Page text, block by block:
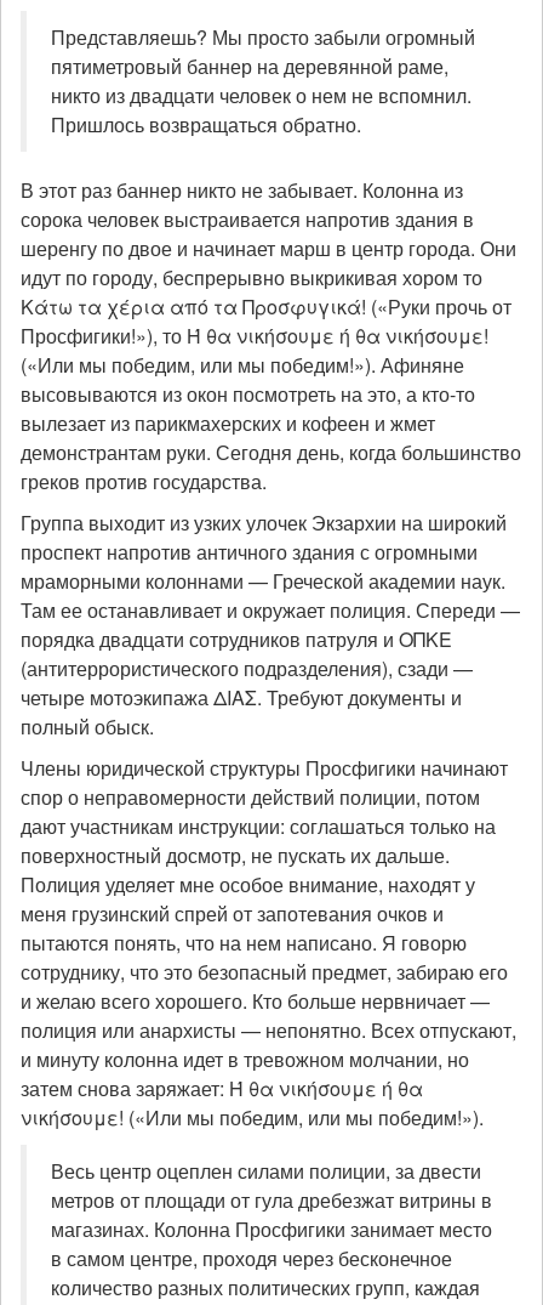
Представляешь? Мы просто забыли огромный
пятиметровый баннер на деревянной раме,
никто из двадцати человек о нем не вспомнил.
Пришлось возвращаться обратно.
В этот раз баннер никто не забывает. Колонна из
сорока человек выстраивается напротив здания в
шеренгу по двое и начинает марш в центр города. Они
идут по городу, беспрерывно выкрикивая хором то
Κάτω τα χέρια από τα Προσφυγικά! («Руки прочь от
Просфигики!»), то Ή θα νικήσουμε ή θα νικήσουμε!
(«Или мы победим, или мы победим!»). Афиняне
высовываются из окон посмотреть на это, а кто-то
вылезает из парикмахерских и кофеен и жмет
демонстрантам руки. Сегодня день, когда большинство
греков против государства.
Группа выходит из узких улочек Экзархии на широкий
проспект напротив античного здания с огромными
мраморными колоннами — Греческой академии наук.
Там ее останавливает и окружает полиция. Спереди —
порядка двадцати сотрудников патруля и ΟΠΚΕ
(антитеррористического подразделения), сзади —
четыре мотоэкипажа ΔΙΑΣ. Требуют документы и
полный обыск.
Члены юридической структуры Просфигики начинают
спор о неправомерности действий полиции, потом
дают участникам инструкции: соглашаться только на
поверхностный досмотр, не пускать их дальше.
Полиция уделяет мне особое внимание, находят у
меня грузинский спрей от запотевания очков и
пытаются понять, что на нем написано. Я говорю
сотруднику, что это безопасный предмет, забираю его
и желаю всего хорошего. Кто больше нервничает —
полиция или анархисты — непонятно. Всех отпускают,
и минуту колонна идет в тревожном молчании, но
затем снова заряжает: Ή θα νικήσουμε ή θα
νικήσουμε! («Или мы победим, или мы победим!»).
Весь центр оцеплен силами полиции, за двести
метров от площади от гула дребезжат витрины в
магазинах. Колонна Просфигики занимает место
в самом центре, проходя через бесконечное
количество разных политических групп, каждая